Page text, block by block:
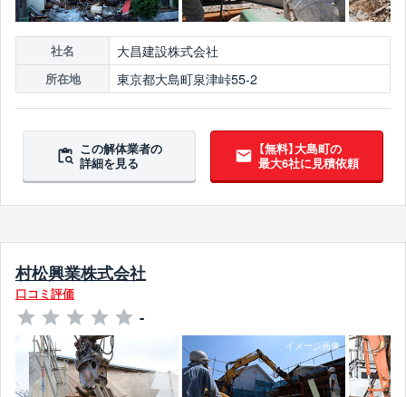
社名 大昌建設株式会社
所在地 東京都大島町泉津峠55-2
この解体業者の
詳細を見る
【無料】大島町の
最大6社に見積依頼
村松興業株式会社
口コミ評価
-